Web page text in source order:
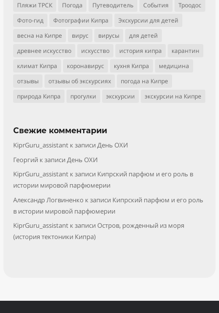
Пляжи ТРСК
Погода Путеводитель События
Троодос
Фото-гид
Фотографии Кипра
Экскурсии для детей
весна на Кипре
вирус вирусы
для детей
древнее искусство
искусство история кипра
карантин
климат Кипра
коронавирус кухня Кипра
медицина
отзывы
отзывы об экскурсиях
погода на Кипре
природа Кипра
прогулки экскурсии экскурсии на Кипре
Свежие комментарии
KiprGuru_assistantк записи День ОХИ
Георгий к записи День ОХИ
KiprGuru_assistantк записи Кипрский парфюм и его роль в
истории мировой парфюмерии
Александр Логвиненко к записи Кипрский парфюм и его роль
в истории мировой парфюмерии
KiprGuru_assistantк записи Остров, рожденный из моря
(история тектоники Кипра)